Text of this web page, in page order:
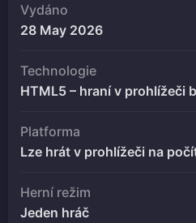
Vydáno
28 May 2026
Technologie
HTML5 – hraní v prohlížeči
Platforma
Lze hrát v prohlížeči na
Herní režim
Jeden hráč